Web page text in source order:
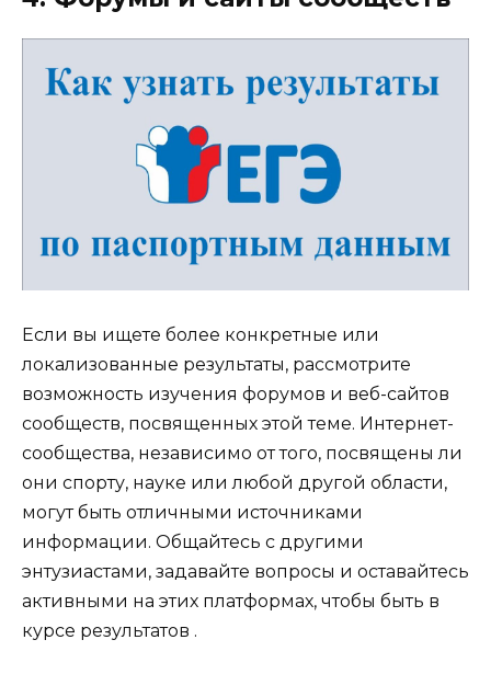
Если вы ищете более конкретные или
локализованные результаты, рассмотрите
возможность изучения форумов и веб-сайтов
сообществ, посвященных этой теме. Интернет-
сообщества, независимо от того, посвящены ли
они спорту, науке или любой другой области,
могут быть отличными источниками
информации. Общайтесь с другими
энтузиастами, задавайте вопросы и оставайтесь
активными на этих платформах, чтобы быть в
курсе результатов .